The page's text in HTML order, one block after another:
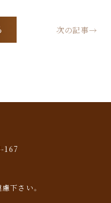
次の記事→
167
下さい。